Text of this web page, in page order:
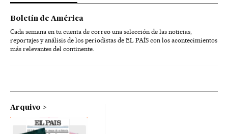
Boletín de América
Cada semana en tu cuenta de correo una selección de las noticias,
reportajes y análisis de los periodistas de EL PAÍS con los acontecimientos
más relevantes del continente.
Arquivo